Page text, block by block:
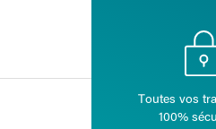
Toutes vos
100%